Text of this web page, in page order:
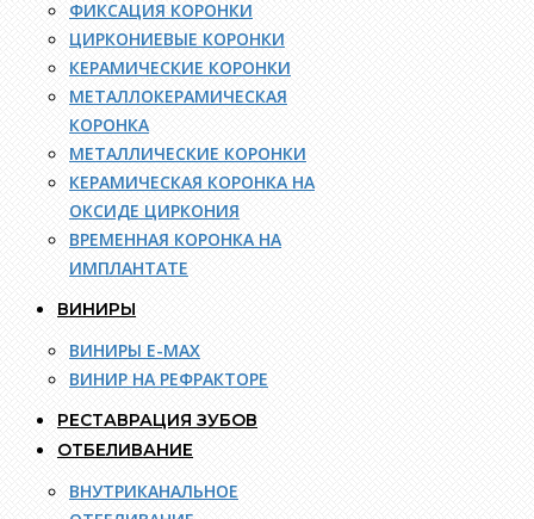
ФИКСАЦИЯ КОРОНКИ
ЦИРКОНИЕВЫЕ КОРОНКИ
КЕРАМИЧЕСКИЕ КОРОНКИ
МЕТАЛЛОКЕРАМИЧЕСКАЯ
КОРОНКА
МЕТАЛЛИЧЕСКИЕ КОРОНКИ
КЕРАМИЧЕСКАЯ КОРОНКА НА
ОКСИДЕ ЦИРКОНИЯ
ВРЕМЕННАЯ КОРОНКА НА
ИМПЛАНТАТЕ
ВИНИРЫ
ВИНИРЫ E-MAX
ВИНИР НА РЕФРАКТОРЕ
РЕСТАВРАЦИЯ ЗУБОВ
ОТБЕЛИВАНИЕ
ВНУТРИКАНАЛЬНОЕ